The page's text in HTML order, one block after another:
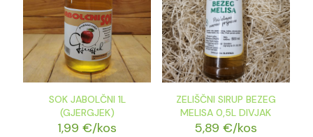
SOK JABOLČNI 1L
(GJERGJEK)
1,99€/kos
ZELIŠČNI SIRUP BEZEG
MELISA 0,5L DIVJAK
5,89 €/kos